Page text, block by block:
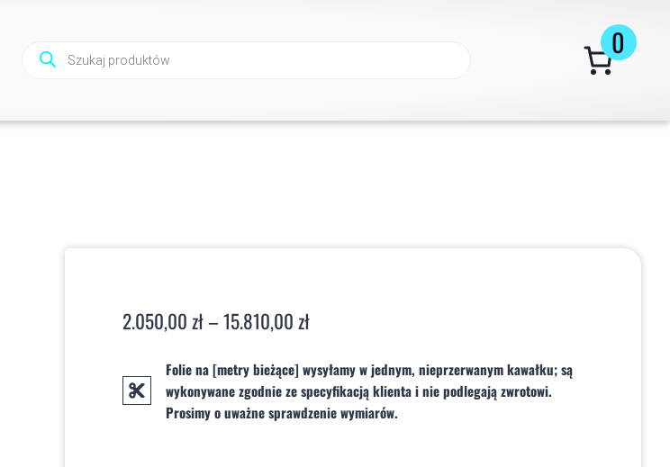
Wyszukiwarka
produktów
0
2.050,00zł–15.810,00zł
Folie na [metry bieżące] wysyłamy w jednym, nieprzerwanym kawałku; są
wykonywane zgodnie ze specyfikacją klienta i nie podlegają zwrotowi.
Prosimy o uważne sprawdzenie wymiarów.